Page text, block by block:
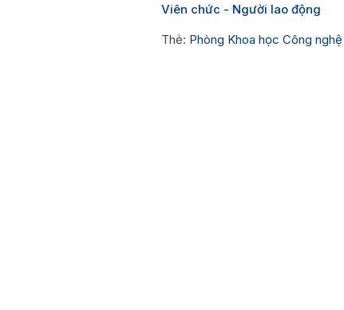
Viên chức - Người lao động
Thẻ: Phòng Khoa học Công nghệ